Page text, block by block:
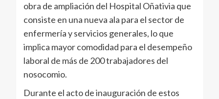
obra de ampliación del Hospital Oñativia que
consiste en una nueva ala para el sector de
enfermería y servicios generales, lo que
implica mayor comodidad para el desempeño
laboral de más de 200 trabajadores del
nosocomio.
Durante el acto de inauguración de estos